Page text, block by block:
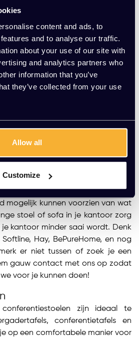
content and ads, to
and to analyse our traffic.
about your use of our site with
and analytics partners who
information that you’ve
they’ve collected from your use
Allow all
Customize
menselijk lichaam voorkom je
zoals rug- en nekpijn op lange
zulke bureaustoelen over opties
schuifzitting, en verstelbare
voor optimaal comfort en de juiste
is het natuurlijk ook gewoon erg
toe eens op staat en een stukje
om even in te ontspannen, of
te ontvangen. Zo ben je ze meteen
geef je ze een goed gevoel bij
en afmetingen. Sterker nog, wij
breed assortiment aan merken,
mogelijk kunnen voorzien van wat
stoel of sofa in je kantoor zorg
kantoor minder saai wordt. Denk
Hay, BePureHome, en nog
er niet tussen of zoek je een
gauw contact met ons op zodat
voor je kunnen doen!
zijn ideaal te
conferentietafels en
op een comfortabele manier voor